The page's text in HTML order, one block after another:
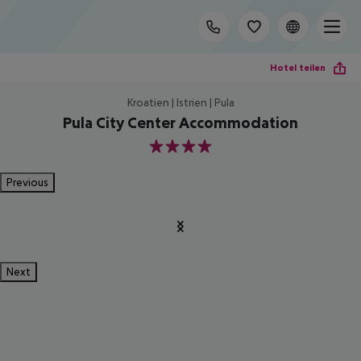
Hotel teilen
Kroatien | Istrien | Pula
Pula City Center Accommodation
4
Previous
Next